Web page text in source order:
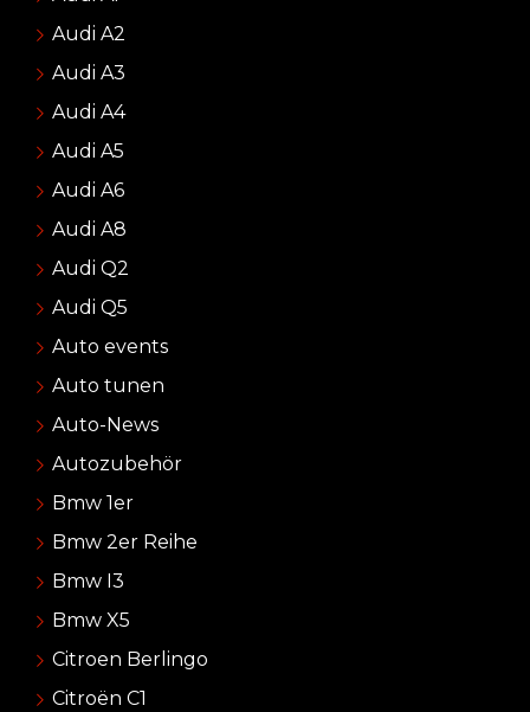
Audi A2
Audi A3
Audi A4
Audi A5
Audi A6
Audi A8
Audi Q2
Audi Q5
Auto events
Auto tunen
Auto-News
Autozubehör
Bmw 1er
Bmw 2er Reihe
Bmw I3
Bmw X5
Citroen Berlingo
Citroën C1